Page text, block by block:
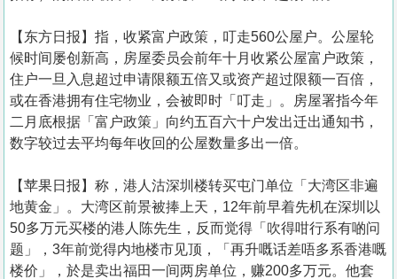
【东方日报】指，收紧富户政策，叮走560公屋户。公屋轮
候时间屡创新高，房屋委员会前年十月收紧公屋富户政策，
住户一旦入息超过申请限额五倍又或资产超过限额一百倍，
或在香港拥有住宅物业，会被即时「叮走」。房屋署指今年
二月底根据「富户政策」向约五百六十户发出迁出通知书，
数字较过去平均每年收回的公屋数量多出一倍。
【苹果日报】称，港人沽深圳楼转买屯门单位「大湾区非遍
地黄金」。大湾区前景被捧上天，12年前早着先机在深圳以
50多万元买楼的港人陈先生，反而觉得「吹得咁行系有啲问
题」，3年前觉得内地楼市见顶，「再升嘅话差唔多系香港嘅
楼价」，於是卖出福田一间两房单位，赚200多万元。他套